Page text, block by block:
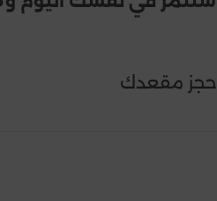
احجز مقعدك